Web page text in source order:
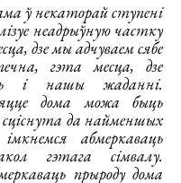
ў некаторай ступені
неадрыўную частку
дзе мы адчуваем сябе
гэта месца, дзе
і нашы жаданні.
дома можа быць
сціснута да найменшых
абмеркаваць
гэтага сімвалу.
прыроду дома